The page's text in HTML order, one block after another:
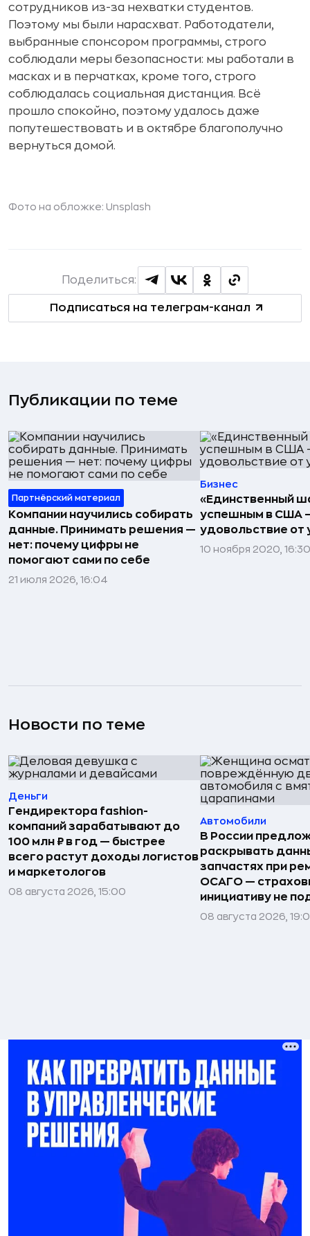
сотрудников из-за нехватки студентов.
Поэтому мы были нарасхват. Работодатели,
выбранные спонсором программы, строго
соблюдали меры безопасности: мы работали в
масках и в перчатках, кроме того, строго
соблюдалась социальная дистанция. Всё
прошло спокойно, поэтому удалось даже
попутешествовать и в октябре благополучно
вернуться домой.
Фото на обложке: Unsplash
Подписаться на телеграм-канал
Поделиться:
Публикации по теме
Партнёрский материал
Компании научились собирать
данные. Принимать решения —
нет: почему цифры не
помогают сами по себе
21 июля 2026, 16:04
Бизнес
«Единственный
успешным в США
удовольствие от
10 ноября 2020, 16:30
Новости по теме
Деньги
Гендиректора fashion-
компаний зарабатывают до
100 млн ₽ в год — быстрее
всего растут доходы логистов
и маркетологов
08 августа 2026, 15:00
Автомобили
В России
раскрывать
запчастях при
ОСАГО —
инициативу не
08 августа 2026,